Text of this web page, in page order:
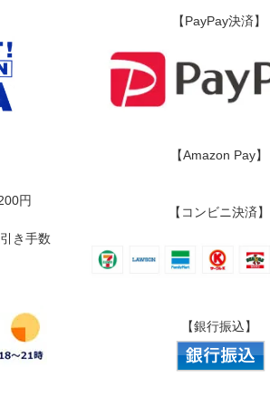
円
き手数
【PayPay決済】
【Amazon Pay】
【コンビニ決済】
【銀行振込】